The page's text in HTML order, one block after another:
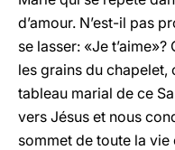
d’amour. N’est-il pas
se lasser: «Je t’aime»?
les grains du
tableau marial de ce
vers Jésus et nous
sommet de toute la vie